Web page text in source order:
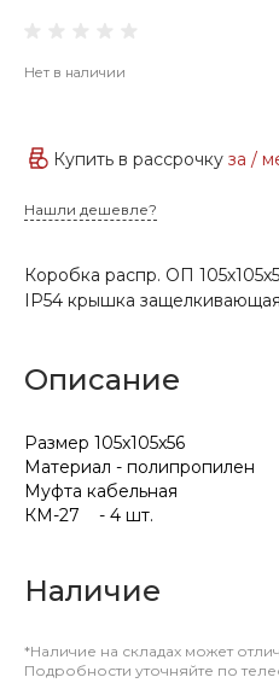
Нет в наличии
Купить в рассрочку за /
Нашли дешевле?
Коробка распр. ОП
IP54 крышка
Описание
Размер 105x105x56
Материал - полипропилен
Муфта кабельная
КМ-27 - 4 шт.
Наличие
*Наличие на складах может
Подробности уточняйте по